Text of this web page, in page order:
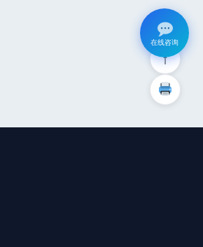
↑
在线咨询